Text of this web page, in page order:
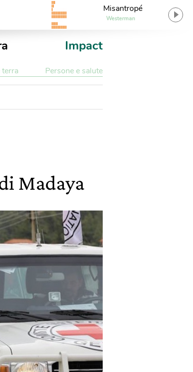
Misantropé
Westerman
Impact
terra Persone e salute
Madaya